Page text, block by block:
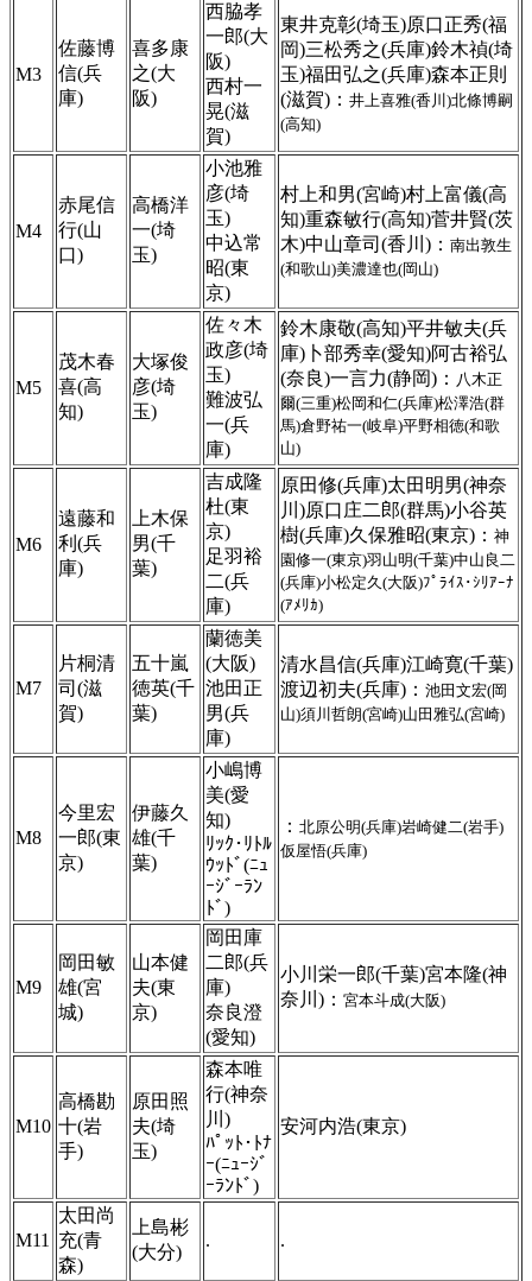
M3
佐藤博
信(兵
庫)
喜多康
之(大
阪)
西脇孝
一郎(大
阪)
西村一
晃(滋
賀)
東井克彰(埼玉)原口正秀(福
岡)三松秀之(兵庫)鈴木禎(埼
玉)福田弘之(兵庫)森本正則
(滋賀)： 井上喜雅(香川)北條博嗣
(高知)
M4
赤尾信
行(山
口)
高橋洋
一(埼
玉)
小池雅
彦(埼
玉)
中込常
昭(東
京)
村上和男(宮崎)村上富儀(高
知)重森敏行(高知)菅井賢(茨
木)中山章司(香川)： 南出敦生
(和歌山)美濃達也(岡山)
M5
茂木春
喜(高
知)
大塚俊
彦(埼
玉)
佐々木
政彦(埼
玉)
難波弘
一(兵
庫)
鈴木康敬(高知)平井敏夫(兵
庫)卜部秀幸(愛知)阿古裕弘
(奈良)一言力(静岡)： 八木正
爾(三重)松岡和仁(兵庫)松澤浩(群
馬)倉野祐一(岐阜)平野相徳(和歌
山)
M6
遠藤和
利(兵
庫)
上木保
男(千
葉)
吉成隆
杜(東
京)
足羽裕
二(兵
庫)
原田修(兵庫)太田明男(神奈
川)原口庄二郎(群馬)小谷英
樹(兵庫)久保雅昭(東京)： 神
園修一(東京)羽山明(千葉)中山良二
(兵庫)小松定久(大阪)ﾌﾟﾗｲｽ･ｼﾘｱｰﾅ
(ｱﾒﾘｶ)
M7
片桐清
司(滋
賀)
五十嵐
徳英(千
葉)
蘭徳美
(大阪)
池田正
男(兵
庫)
清水昌信(兵庫)江崎寛(千葉)
渡辺初夫(兵庫)： 池田文宏(岡
山)須川哲朗(宮崎)山田雅弘(宮崎)
M8
今里宏
一郎(東
京)
伊藤久
雄(千
葉)
小嶋博
美(愛
知)
ﾘｯｸ･ﾘﾄﾙ
ｳｯﾄﾞ(ﾆｭ
ｰｼﾞｰﾗﾝ
ﾄﾞ)
： 北原公明(兵庫)岩崎健二(岩手)
仮屋悟(兵庫)
M9
岡田敏
雄(宮
城)
山本健
夫(東
京)
岡田庫
二郎(兵
庫)
奈良澄
(愛知)
小川栄一郎(千葉)宮本隆(神
奈川)： 宮本斗成(大阪)
M10
高橋勘
十(岩
手)
原田照
夫(埼
玉)
森本唯
行(神奈
川)
ﾊﾟｯﾄ･ﾄﾅ
ｰ(ﾆｭｰｼﾞ
ｰﾗﾝﾄﾞ)
安河内浩(東京)
M11
太田尚
充(青
森)
上島彬
(大分)
. .